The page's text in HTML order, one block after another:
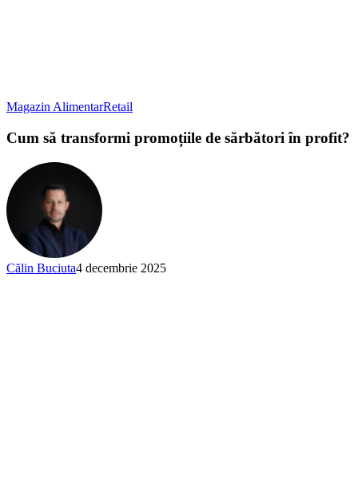
Magazin AlimentarRetail
Cum să transformi promoțiile de sărbători în profit?
Călin Buciuta4 decembrie 2025